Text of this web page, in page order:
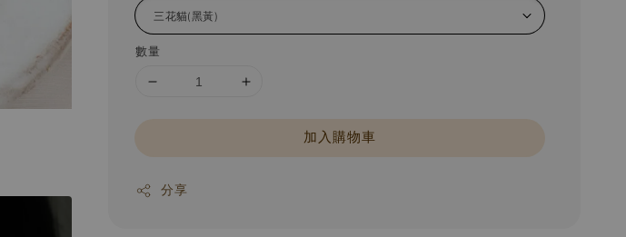
數量
加入購物車
分享